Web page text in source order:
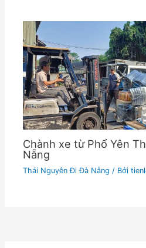
Chành xe từ Phổ Yên
Nẵng
Thái Nguyên Đi Đà Nẵng / Bởi